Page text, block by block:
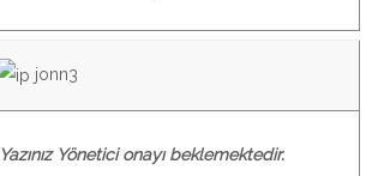
jonn3
Yazınız Yönetici onayı beklemektedir.